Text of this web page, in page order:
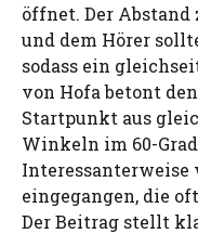
öffnet. Der
und dem Hörer
sodass ein
von Hofa betont
Startpunkt aus
Winkeln im 60-
Interessanterweise
eingegangen, die
Der Beitrag stellt